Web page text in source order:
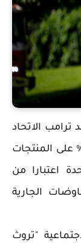
ترامب الاتحاد
بفرض رسم جمركي بنسبة 50% على المنتجات
اعتبارا من
الجارية
"تروث